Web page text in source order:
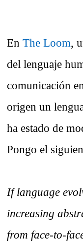
En The Loom,
del lenguaje
comunicación
origen un
ha estado de
Pongo el
If language
increasing
from face-to-